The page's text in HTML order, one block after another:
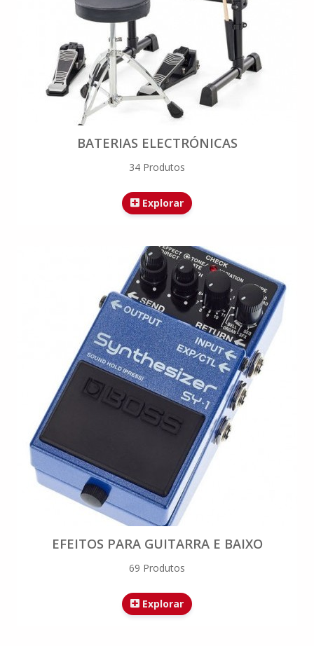
BATERIAS ELECTRÓNICAS
34 Produtos
Explorar
EFEITOS PARA GUITARRA E BAIXO
69 Produtos
Explorar